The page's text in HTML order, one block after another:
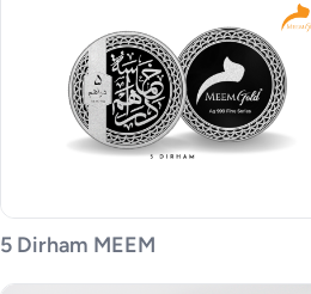
5 Dirham MEEM